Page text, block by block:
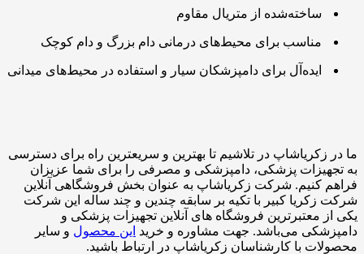
ساخته‌شده از متریال مقاوم
مناسب برای محیط‌های درمانی دام بزرگ و دام کوچک
ایده‌آل برای دامپزشکان سیار و استفاده در محیط‌های میدانی
ما در زکریاشاپ در تلاشیم تا بهترین و سریعترین راه برای دسترسی
به تجهیزات پزشکی، دامپزشکی و مصرفی را برای شما عزیزان
فراهم کنیم. شرکت زکریاشاپ به عنوان بخش فروشگاهی آنلاین
شرکت زکریا کبیر با تکیه بر سابقه چندین و چند ساله این شرکت
یکی از معتبرترین فروشگاه های آنلاین تجهیزات پزشکی و
دامپزشکی می‌باشد. جهت مشاوره و خرید این محصول و سایر
محصولات با کارشناسان زکریاشاپ در ارتباط باشید.